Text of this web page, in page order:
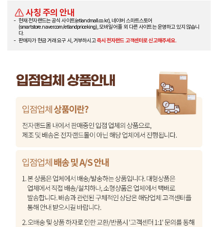
사칭 주의 안내
현재 전자랜드는 공식 사이트(etlandmall.co.kr), 네이버 스마트스토어
(smartstore.naver.com/etlandpriceking), 모바일 어플 외 다른 사이트는 운영하고 있지 않습니
다.
판매자가 현금 거래 요구 시, 거부하시고즉시 전자랜드 고객센터로 신고해주세요.